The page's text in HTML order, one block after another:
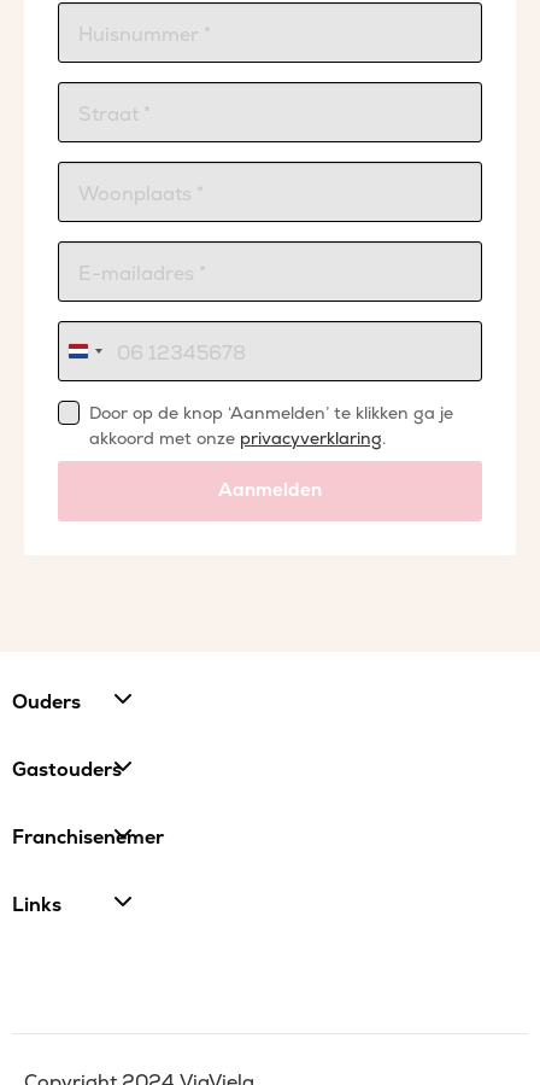
Nederland
+31
Door op de knop ‘Aanmelden’ te klikken ga je
akkoord met onze privacyverklaring.
Aanmelden
Ouders
Gastouders
Franchisenemer
Links